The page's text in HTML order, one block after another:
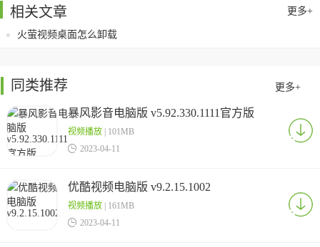
相关文章 更多+
火萤视频桌面怎么卸载
同类推荐 更多+
暴风影音电脑版 v5.92.330.1111官方版
视频播放| 101MB
 2023-04-11
优酷视频电脑版 v9.2.15.1002
视频播放| 161MB
 2023-04-11